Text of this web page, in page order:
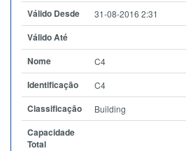
Válido Desde
31-08-2016 2:31
Válido Até
Nome
C4
Identificação C4
Classificação Building
Capacidade
Total